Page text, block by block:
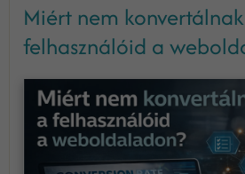
Miért nem
felhasználóid a